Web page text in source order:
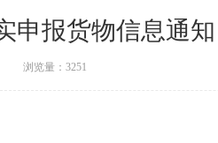
申报货物信息通知
浏览量：3251